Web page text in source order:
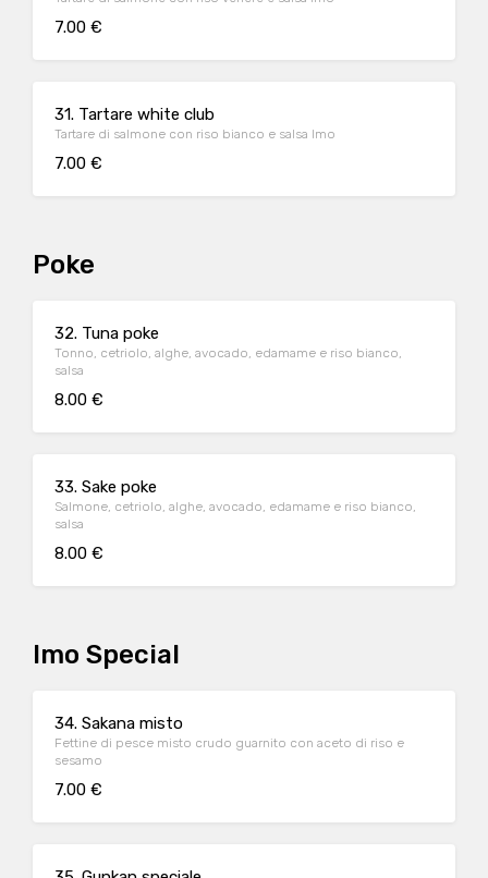
7.00 €
31. Tartare white club
Tartare di salmone con riso bianco e salsa Imo
7.00 €
Poke
32. Tuna poke
Tonno, cetriolo, alghe, avocado, edamame e riso bianco,
salsa
8.00 €
33. Sake poke
Salmone, cetriolo, alghe, avocado, edamame e riso bianco,
salsa
8.00 €
Imo Special
34. Sakana misto
Fettine di pesce misto crudo guarnito con aceto di riso e
sesamo
7.00 €